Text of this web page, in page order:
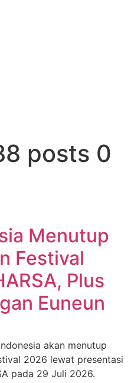
posts 0
Menutup
Festival
Plus
Euneun
akan menutup
2026 lewat presentasi
pada 29 Juli 2026.